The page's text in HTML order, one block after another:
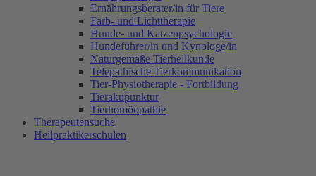
Ernährungsberater/in für Tiere
Farb- und Lichttherapie
Hunde- und Katzenpsychologie
Hundeführer/in und Kynologe/in
Naturgemäße Tierheilkunde
Telepathische Tierkommunikation
Tier-Physiotherapie - Fortbildung
Tierakupunktur
Tierhomöopathie
Therapeutensuche
Heilpraktikerschulen